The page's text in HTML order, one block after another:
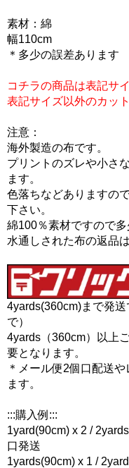
素材：綿
幅110cm
＊多少の誤差あります
コチラの商品は表記サ
表記サイズ以外のカッ
注意：
海外製造の布です。
プリントのズレや小さ
ます。
色落ちなどありますの
下さい。
綿100％素材ですので多
水通しされた布の返品
4yards(360cm)まで発
で）
4yards（360cm）以上
要となります。
＊メール便2個口配送
ます。
:::購入例:::
1yard(90cm) x 2 /
口発送
1yards(90cm) x 1 /